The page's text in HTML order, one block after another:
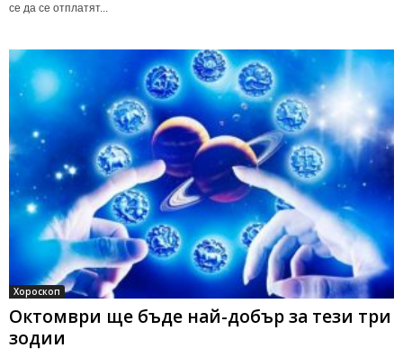
се да се отплатят...
Хороскоп
Октомври ще бъде най-добър за тези три
зодии